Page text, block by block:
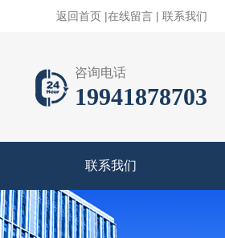
返回首页 |在线留言 | 联系我们
咨询电话
19941878703
联系我们